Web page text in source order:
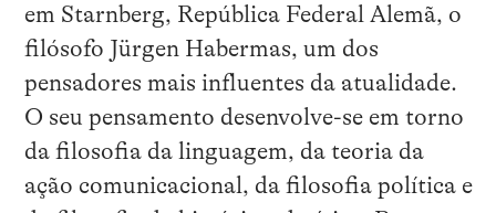
em Starnberg, República Federal Alemã, o
filósofo Jürgen Habermas, um dos
pensadores mais influentes da atualidade.
O seu pensamento desenvolve-se em torno
da filosofia da linguagem, da teoria da
ação comunicacional, da filosofia política e